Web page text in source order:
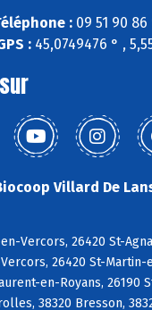
: 09 51 90 86
: 45,0749476 ° ,
Villard De
Vercors, 26420 St-
26420 St-Martin-
en-Royans, 26190
38320 Bresson,